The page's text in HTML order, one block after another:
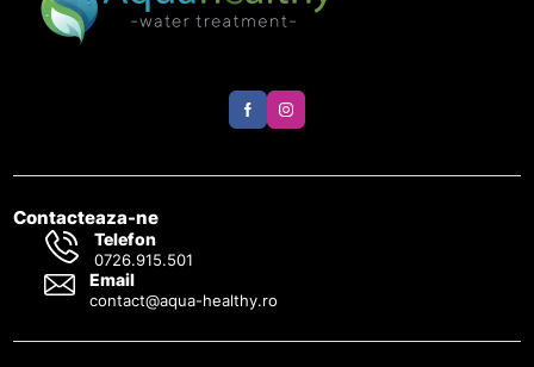
Contacteaza-ne
Telefon
0726.915.501
Email
contact@aqua-healthy.ro